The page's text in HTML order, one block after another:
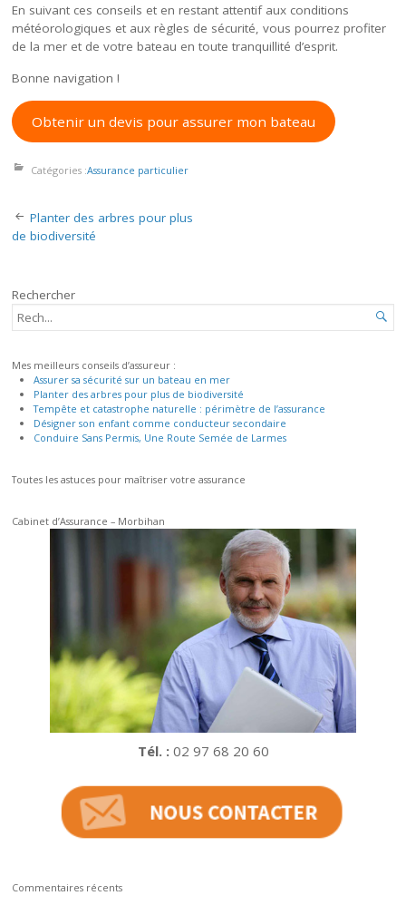
En suivant ces conseils et en restant attentif aux conditions
météorologiques et aux règles de sécurité, vous pourrez profiter
de la mer et de votre bateau en toute tranquillité d’esprit.
Bonne navigation !
Obtenir un devis pour assurer mon bateau
Catégories :Assurance particulier
Navigation
des
Planter des arbres pour plus
de biodiversité
Rechercher
RECHERCHER...

Mes meilleurs conseils d’assureur :
Assurer sa sécurité sur un bateau en mer
Planter des arbres pour plus de biodiversité
Tempête et catastrophe naturelle : périmètre de l’assurance
Désigner son enfant comme conducteur secondaire
Conduire Sans Permis, Une Route Semée de Larmes
Toutes les astuces pour maîtriser votre assurance
Cabinet d’Assurance – Morbihan
Tél. :02 97 68 20 60
Commentaires récents